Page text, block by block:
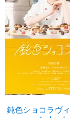
鈍色ショコラヴ